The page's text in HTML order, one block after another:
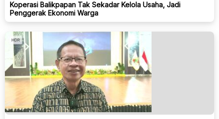
Koperasi Balikpapan Tak Sekadar Kelola Usaha, Jadi
Penggerak Ekonomi Warga